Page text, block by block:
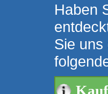
Haben
Sie uns